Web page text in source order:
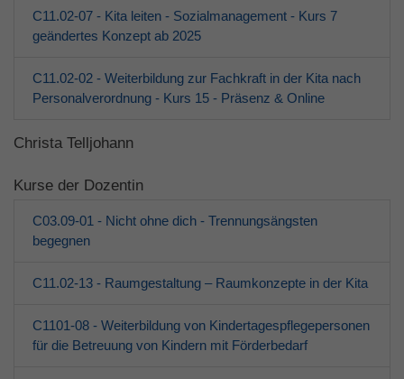
C11.02-07 - Kita leiten - Sozialmanagement - Kurs 7
geändertes Konzept ab 2025
C11.02-02 - Weiterbildung zur Fachkraft in der Kita nach
Personalverordnung - Kurs 15 - Präsenz & Online
Christa Telljohann
Kurse der Dozentin
C03.09-01 - Nicht ohne dich - Trennungsängsten
begegnen
C11.02-13 - Raumgestaltung – Raumkonzepte in der Kita
C1101-08 - Weiterbildung von Kindertagespflegepersonen
für die Betreuung von Kindern mit Förderbedarf